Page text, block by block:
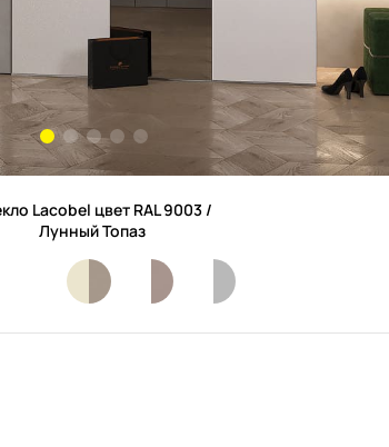
Lacobel цвет RAL 9003 /
Лунный Топаз